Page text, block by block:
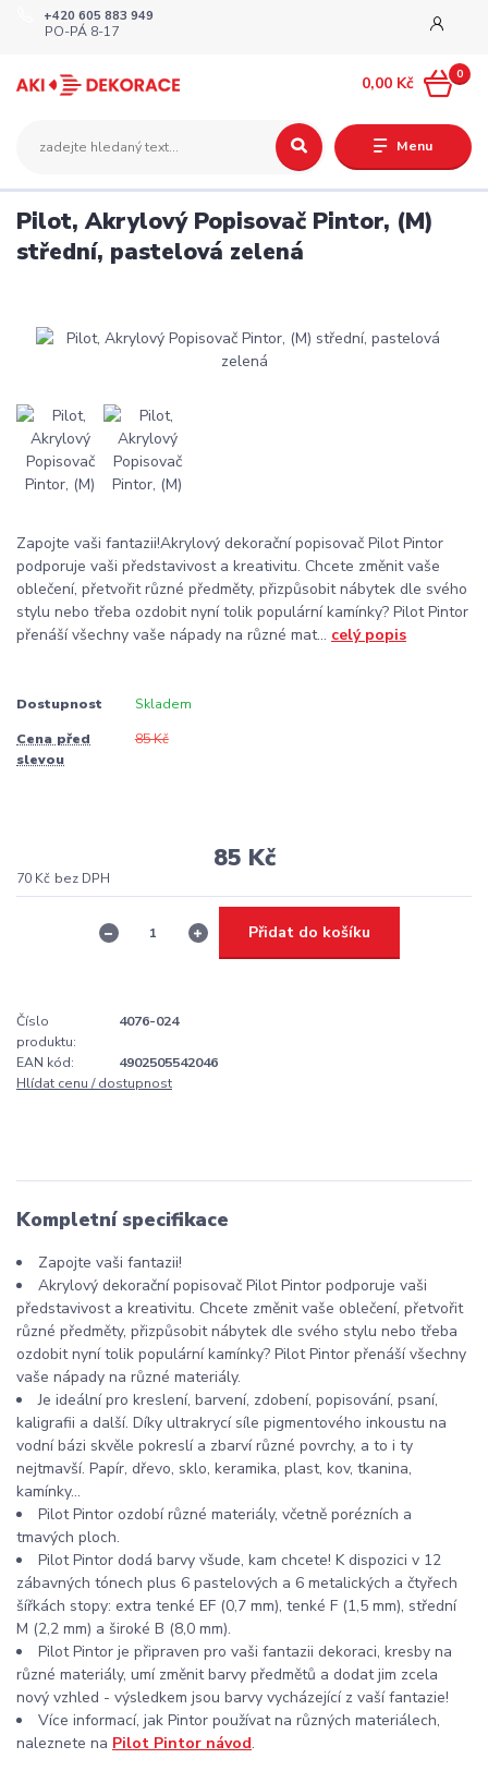
Menu
+420 605 883 949
PO-PÁ 8-17
0
0,00 Kč
Pilot, Akrylový Popisovač Pintor, (M)
střední, pastelová zelená
Zapojte vaši fantazii!Akrylový dekorační popisovač Pilot Pintor
podporuje vaši představivost a kreativitu. Chcete změnit vaše
oblečení, přetvořit různé předměty, přizpůsobit nábytek dle svého
stylu nebo třeba ozdobit nyní tolik populární kamínky? Pilot Pintor
přenáší všechny vaše nápady na různé mat... celý popis
Dostupnost Skladem
Cena před
slevou
85 Kč
85 Kč
70 Kč bez DPH
Přidat do košíku
Číslo
produktu:
4076-024
EAN kód:
4902505542046
Hlídat cenu / dostupnost
Kompletní specifikace
Zapojte vaši fantazii!
Akrylový dekorační popisovač Pilot Pintor podporuje vaši
představivost a kreativitu. Chcete změnit vaše oblečení, přetvořit
různé předměty, přizpůsobit nábytek dle svého stylu nebo třeba
ozdobit nyní tolik populární kamínky? Pilot Pintor přenáší všechny
vaše nápady na různé materiály.
Je ideální pro kreslení, barvení, zdobení, popisování, psaní,
kaligrafii a další. Díky ultrakrycí síle pigmentového inkoustu na
vodní bázi skvěle pokreslí a zbarví různé povrchy, a to i ty
nejtmavší. Papír, dřevo, sklo, keramika, plast, kov, tkanina,
kamínky...
Pilot Pintor ozdobí různé materiály, včetně porézních a
tmavých ploch.
Pilot Pintor dodá barvy všude, kam chcete! K dispozici v 12
zábavných tónech plus 6 pastelových a 6 metalických a čtyřech
šířkách stopy: extra tenké EF (0,7 mm), tenké F (1,5 mm), střední
M (2,2 mm) a široké B (8,0 mm).
Pilot Pintor je připraven pro vaši fantazii dekoraci, kresby na
různé materiály, umí změnit barvy předmětů a dodat jim zcela
nový vzhled - výsledkem jsou barvy vycházející z vaší fantazie!
Více informací, jak Pintor používat na různých materiálech,
naleznete na Pilot Pintor návod.